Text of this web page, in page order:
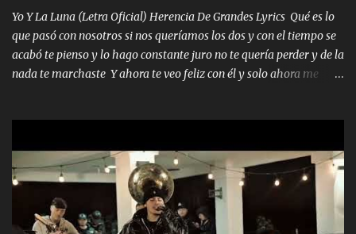
quiero que sea nunca con otra yo quiero llevarte a la Luna y si
quieres en ese momento te pido que seas mi esposa Chingada
madre no quiero dejar de tenerte no ayuda la p'uta loquera y al
chile quisiera ser menos de ti dependiente la pinche tristeza me
encierra princesa tu sabes que nunca saldras de mi mente Ella era
Yo Y La Luna (Letra Oficial) Herencia De Grandes Lyrics Qué es lo
que pasó con nosotros si nos queríamos los dos y con el tiempo se
acabó te pienso y lo hago constante juro no te quería perder y de la
nada te marchaste Y ahora te veo feliz con él y solo ahora me
pero eso ya no va a pasar me perderé en la soledad Porque me
mirabas bonito si yo no fui el final feliz el final fue triste pa mí Y
duele no tenerte aquí sabiendo que moría por ti yo y la luna
cantamos y por ti nos embriagamos Quién sabe qué será de mí si
contigo fui muy feliz a lo mejor no lloró pero muy en el fondo te